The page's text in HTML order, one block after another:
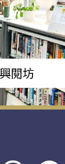
興閱坊